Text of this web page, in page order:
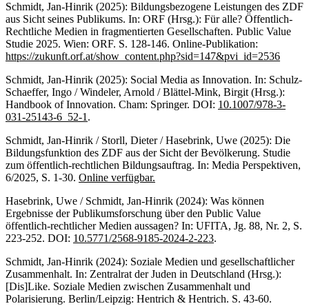
Schmidt, Jan-Hinrik (2025): Bildungsbezogene Leistungen des ZDF
aus Sicht seines Publikums. In: ORF (Hrsg.): Für alle? Öffentlich-
Rechtliche Medien in fragmentierten Gesellschaften. Public Value
Studie 2025. Wien: ORF. S. 128-146. Online-Publikation:
https://zukunft.orf.at/show_content.php?sid=147&pvi_id=2536
Schmidt, Jan-Hinrik (2025): Social Media as Innovation. In: Schulz-
Schaeffer, Ingo / Windeler, Arnold / Blättel-Mink, Birgit (Hrsg.):
Handbook of Innovation. Cham: Springer. DOI: 10.1007/978-3-
031-25143-6_52-1 .
Schmidt, Jan-Hinrik / Storll, Dieter / Hasebrink, Uwe (2025): Die
Bildungsfunktion des ZDF aus der Sicht der Bevölkerung. Studie
zum öffentlich-rechtlichen Bildungsauftrag. In: Media Perspektiven,
6/2025, S. 1-30. Online verfügbar.
Hasebrink, Uwe / Schmidt, Jan-Hinrik (2024): Was können
Ergebnisse der Publikumsforschung über den Public Value
öffentlich-rechtlicher Medien aussagen? In: UFITA, Jg. 88, Nr. 2, S.
223-252. DOI: 10.5771/2568-9185-2024-2-223.
Schmidt, Jan-Hinrik (2024): Soziale Medien und gesellschaftlicher
Zusammenhalt. In: Zentralrat der Juden in Deutschland (Hrsg.):
[Dis]Like. Soziale Medien zwischen Zusammenhalt und
Polarisierung. Berlin/Leipzig: Hentrich & Hentrich. S. 43-60.